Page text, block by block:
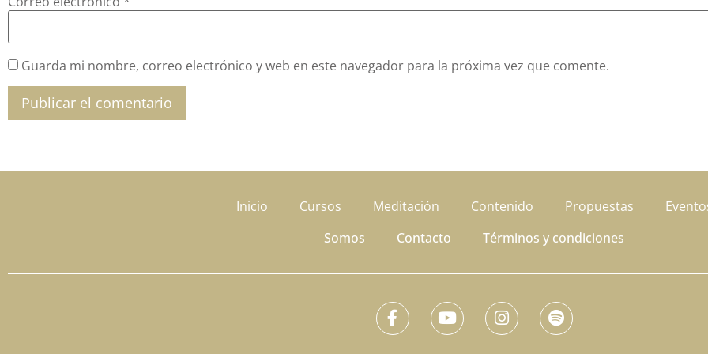
Guarda mi nombre, correo electrónico y web en este navegador para la próxima vez que comente.
Inicio Cursos Meditación Contenido Propuestas
Somos
Contacto Términos y condiciones